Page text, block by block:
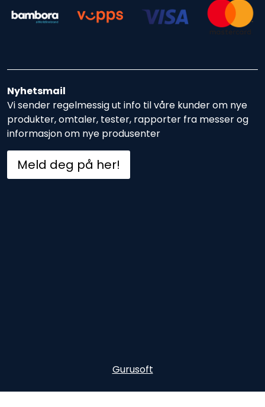
Nyhetsmail
Vi sender regelmessig ut info til våre kunder om nye
produkter, omtaler, tester, rapporter fra messer og
informasjon om nye produsenter
Meld deg på her!
Gurusoft